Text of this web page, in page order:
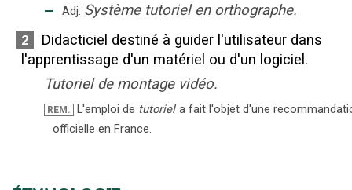
‒ Adj. Système tutoriel en orthographe.
2
Didacticiel destiné à guider l'utilisateur dans
l'apprentissage d'un matériel ou d'un logiciel.
Tutoriel de montage vidéo.
REM. L'emploi de tutoriel a fait l'objet d'une
officielle en France.